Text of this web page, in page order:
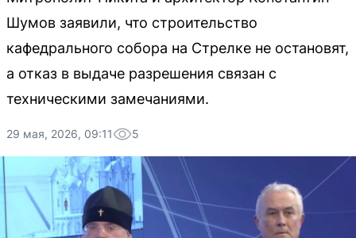
Шумов заявили, что строительство
кафедрального собора на Стрелке не остановят,
а отказ в выдаче разрешения связан с
техническими замечаниями.
29 мая, 2026, 09:11 5